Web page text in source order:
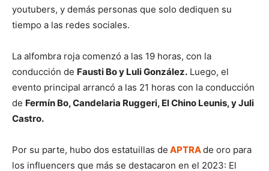
youtubers, y demás personas que solo dediquen su
tiempo a las redes sociales.
La alfombra roja comenzó a las 19 horas, con la
conducción de Fausti Bo y Luli González. Luego, el
evento principal arrancó a las 21 horas con la conducción
de Fermín Bo, Candelaria Ruggeri, El Chino Leunis, y Juli
Castro.
Por su parte, hubo dos estatuillas de APTRAde oro para
los influencers que más se destacaron en el 2023: El